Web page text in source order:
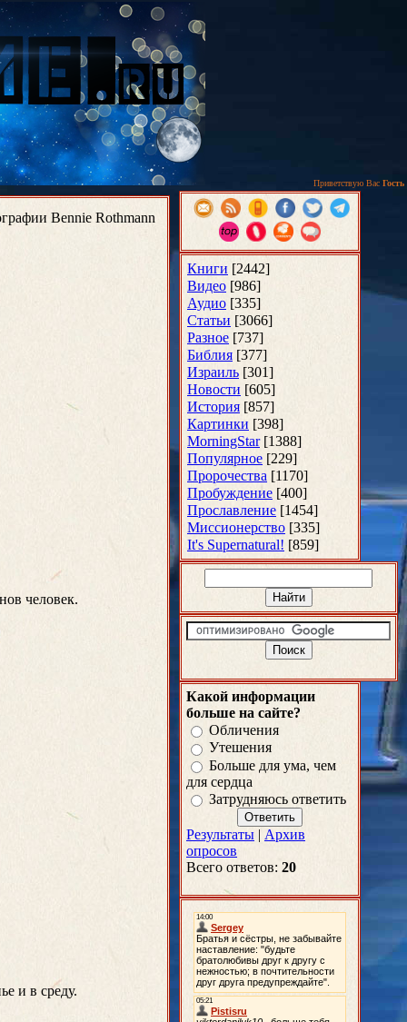
Приветствую Вас Гость
Bennie Rothmann
человек.
и в среду.
Книги [2442]
Видео [986]
Аудио [335]
Статьи [3066]
Разное [737]
Библия [377]
Израиль [301]
Новости [605]
История [857]
Картинки [398]
MorningStar [1388]
Популярное [229]
Пророчества [1170]
Пробуждение [400]
Прославление [1454]
Миссионерство [335]
It's Supernatural! [859]
Какой информации
больше на сайте?
Обличения
Утешения
Больше для ума, чем
для сердца
Затрудняюсь ответить
Результаты | Архив
опросов
Всего ответов: 20